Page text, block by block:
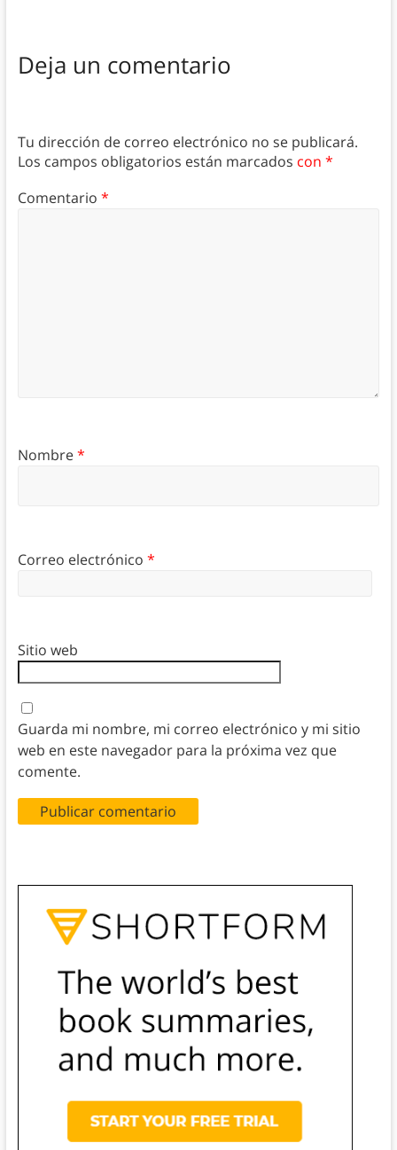
Deja un comentario
Tu dirección de correo electrónico no se publicará.
Los campos obligatorios están marcados con *
Comentario *
Nombre*
Correo electrónico *
Sitio web
Guarda mi nombre, mi correo electrónico y mi sitio
web en este navegador para la próxima vez que
comente.